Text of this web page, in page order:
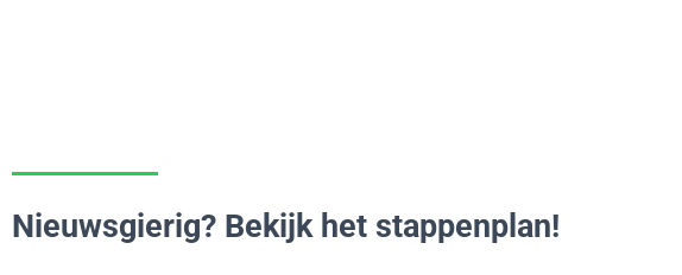
Nieuwsgierig? Bekijk het stappenplan!